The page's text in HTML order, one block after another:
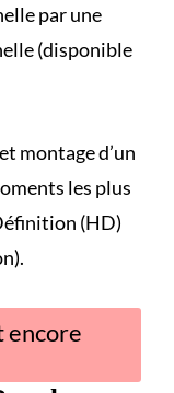
par une
(disponible
montage d’un
les plus
(HD)
encore